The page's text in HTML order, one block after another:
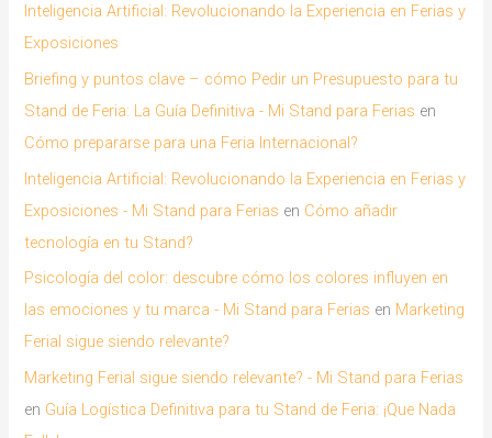
Inteligencia Artificial: Revolucionando la Experiencia en Ferias y
Exposiciones
Briefing y puntos clave – cómo Pedir un Presupuesto para tu
Stand de Feria: La Guía Definitiva - Mi Stand para Ferias en
Cómo prepararse para una Feria Internacional?
Inteligencia Artificial: Revolucionando la Experiencia en Ferias y
Exposiciones - Mi Stand para Ferias en Cómo añadir
tecnología en tu Stand?
Psicología del color: descubre cómo los colores influyen en
las emociones y tu marca - Mi Stand para Ferias en Marketing
Ferial sigue siendo relevante?
Marketing Ferial sigue siendo relevante? - Mi Stand para Ferias
en Guía Logística Definitiva para tu Stand de Feria: ¡Que Nada